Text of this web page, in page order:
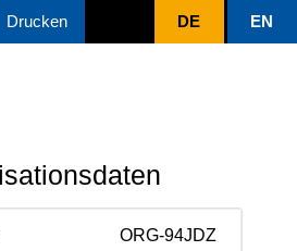
Drucken DE EN
ORG-94JDZ